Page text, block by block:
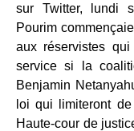
sur Twitter, lundi
Pourim
aux réservistes
service si la
Benjamin
loi qui limiteront
Haute-cour de